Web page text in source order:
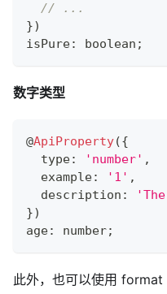
// ...
})
isPure: boolean ;
数字类型
@ApiProperty({
  type
: 'number' ,
  example
: '1' ,
  description
:
})
age: number;
此外，也可以使用 format